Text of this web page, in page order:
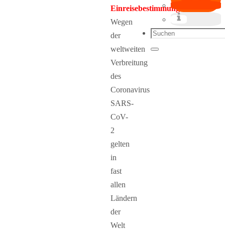
Einreisebestimmungen:
Wegen
der
weltweiten
Verbreitung
des
Coronavirus
SARS-
CoV-
2
gelten
in
fast
allen
Ländern
der
Welt
Suchen
nach:
Suchen